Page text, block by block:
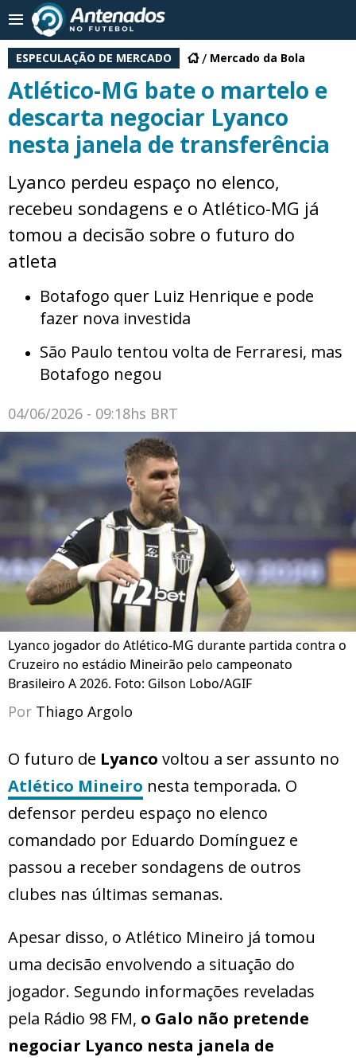
ESPECULAÇÃO DE MERCADO Mercado da Bola
Atlético-MG bate o martelo e
descarta negociar Lyanco
nesta janela de transferência
Lyanco perdeu espaço no elenco,
recebeu sondagens e o Atlético-MG já
tomou a decisão sobre o futuro do
atleta
Botafogo quer Luiz Henrique e pode
fazer nova investida
São Paulo tentou volta de Ferraresi, mas
Botafogo negou
04/06/2026 - 09:18hs BRT
Lyanco jogador do Atlético-MG durante partida contra o
Cruzeiro no estádio Mineirão pelo campeonato
Brasileiro A 2026. Foto: Gilson Lobo/AGIF
Por Thiago Argolo
O futuro de Lyanco voltou a ser assunto no
Atlético Mineiro nesta temporada. O
defensor perdeu espaço no elenco
comandado por Eduardo Domínguez e
passou a receber sondagens de outros
clubes nas últimas semanas.
Apesar disso, o Atlético Mineiro já tomou
uma decisão envolvendo a situação do
jogador. Segundo informações reveladas
pela Rádio 98 FM, o Galo não pretende
negociar Lyanco nesta janela de